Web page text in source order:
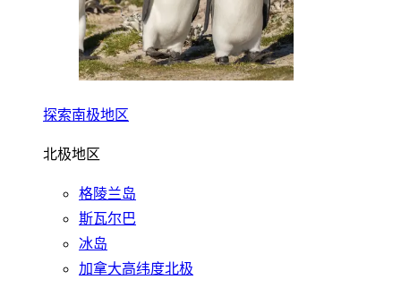
探索南极地区
北极地区
格陵兰岛
斯瓦尔巴
冰岛
加拿大高纬度北极